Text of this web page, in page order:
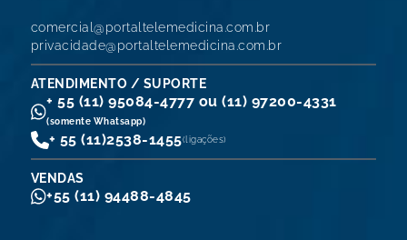
comercial@portaltelemedicina.com.br
privacidade@portaltelemedicina.com.br
ATENDIMENTO / SUPORTE
+ 55 (11) 95084-4777 ou (11) 97200-4331
(somente Whatsapp)
+ 55 (11)2538-1455(ligações)
VENDAS
+55 (11) 94488-4845